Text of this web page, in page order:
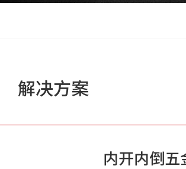
解决方案
内开内倒五